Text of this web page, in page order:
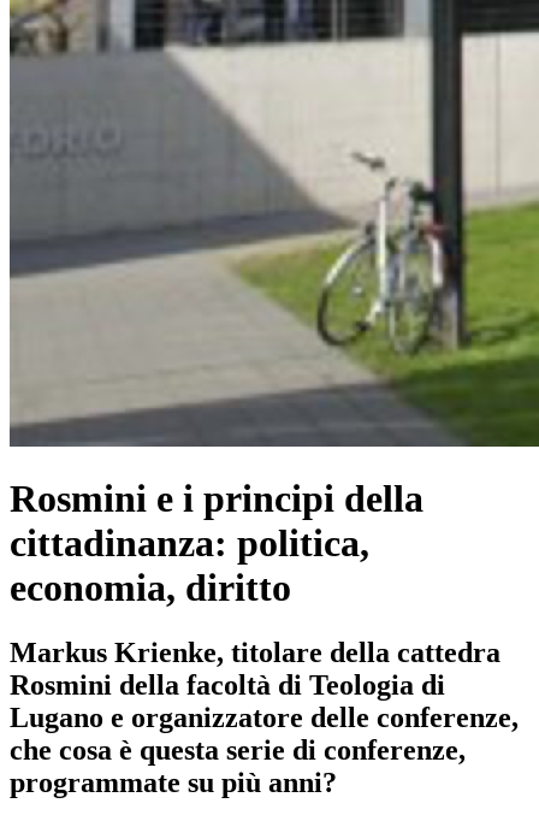
Rosmini e i principi della
cittadinanza: politica,
economia, diritto
Markus Krienke, titolare della cattedra
Rosmini della facoltà di Teologia di
Lugano e organizzatore delle conferenze,
che cosa è questa serie di conferenze,
programmate su più anni?